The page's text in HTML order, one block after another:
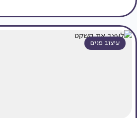
עיצוב פנים